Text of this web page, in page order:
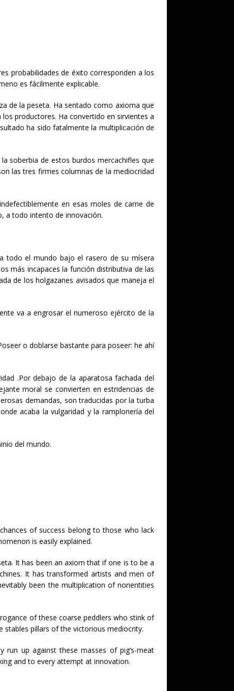
probabilidades de éxito corresponden a los
es fácilmente explicable.
de la peseta. Ha sentado como axioma que
productores. Ha convertido en sirvientes a
ha sido fatalmente la multiplicación de
soberbia de estos burdos mercachifles que
las tres firmes columnas de la mediocridad
en esas moles de carne de
a todo intento de innovación.
todo el mundo bajo el rasero de su mísera
más incapaces la función distributiva de las
de los holgazanes avisados que maneja el
va a engrosar el numeroso ejército de la
o doblarse bastante para poseer: he ahí
.Por debajo de la aparatosa fachada del
moral se convierten en estridencias de
demandas, son traducidas por la turba
acaba la vulgaridad y la ramplonería del
del mundo.
of success belong to those who lack
is easily explained.
It has been an axiom that if one is to be a
It has transformed artists and men of
been the multiplication of nonentities
of these coarse peddlers who stink of
stables pillars of the victorious mediocrity.
up against these masses of pig’s-meat
and to every attempt at innovation.